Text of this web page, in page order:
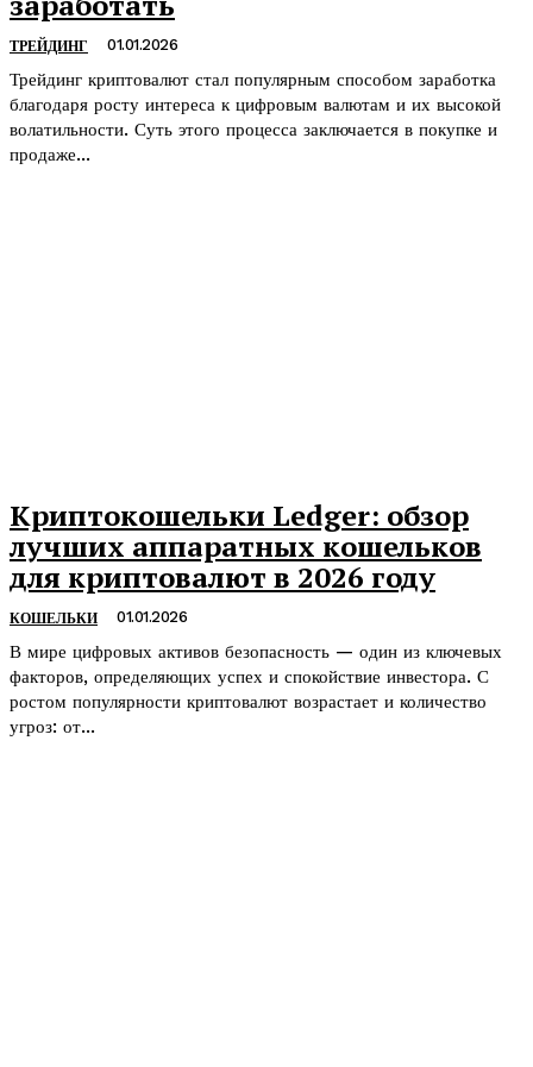
ТРЕЙДИНГ 01.01.2026
Трейдинг криптовалют стал популярным способом заработка
благодаря росту интереса к цифровым валютам и их высокой
волатильности. Суть этого процесса заключается в покупке и
продаже...
Криптокошельки Ledger: обзор
лучших аппаратных кошельков
для криптовалют в 2026 году
КОШЕЛЬКИ 01.01.2026
В мире цифровых активов безопасность — один из ключевых
факторов, определяющих успех и спокойствие инвестора. С
ростом популярности криптовалют возрастает и количество
угроз: от...